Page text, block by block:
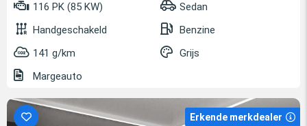
116 PK (85 KW)
Sedan
Handgeschakeld
Benzine
141 g/km
Grijs
Margeauto
Erkende merkdealer